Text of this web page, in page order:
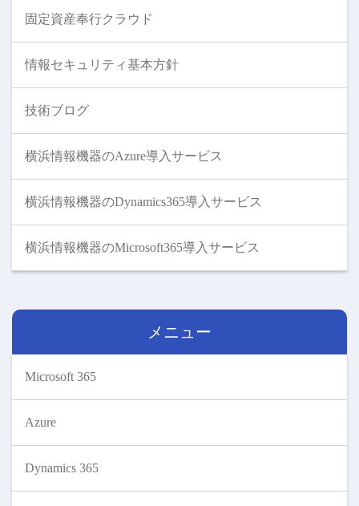
固定資産奉行クラウド
情報セキュリティ基本方針
技術ブログ
横浜情報機器のAzure導入サービス
横浜情報機器のDynamics365導入サービス
横浜情報機器のMicrosoft365導入サービス
メニュー
Microsoft 365
Azure
Dynamics 365